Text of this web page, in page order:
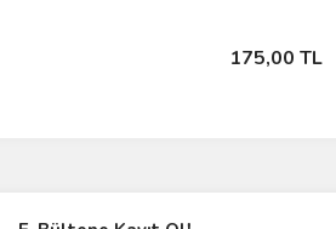
175,00 TL
Sepete Ekle